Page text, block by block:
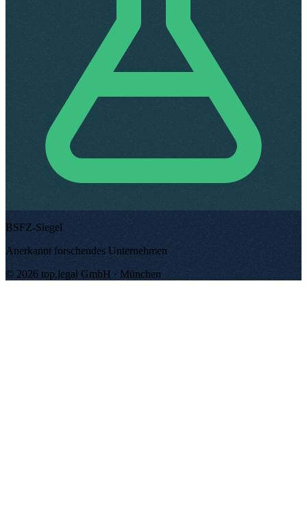
BSFZ-Siegel
Anerkannt forschendes Unternehmen
© 2026 top.legal GmbH · München